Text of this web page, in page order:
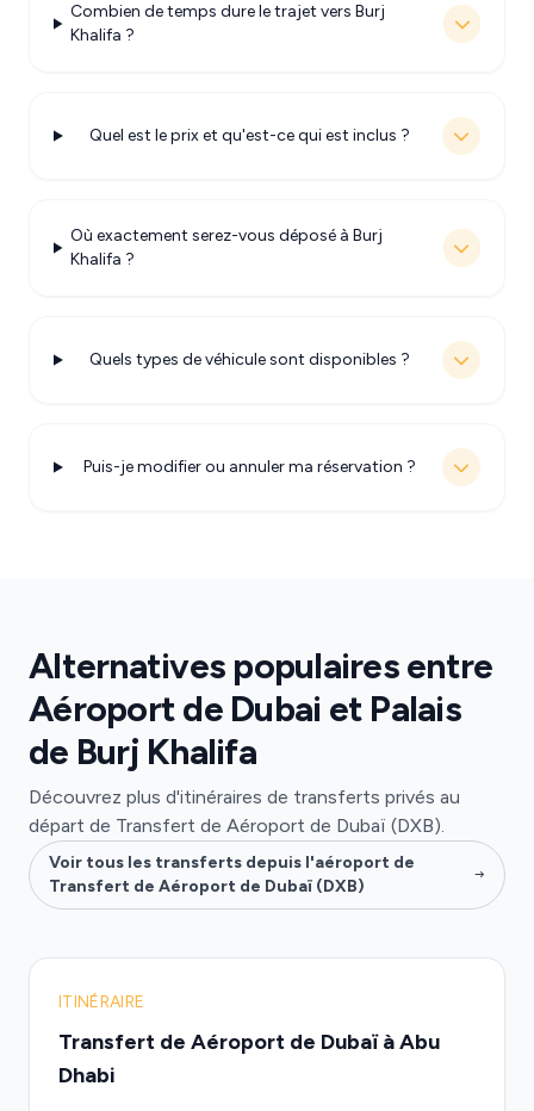
Combien de temps dure le trajet vers Burj
Khalifa ?
Quel est le prix et qu'est-ce qui est inclus ?
Où exactement serez-vous déposé à Burj
Khalifa ?
Quels types de véhicule sont disponibles ?
Puis-je modifier ou annuler ma réservation ?
Alternatives populaires entre
Aéroport de Dubai et Palais
de Burj Khalifa
Découvrez plus d'itinéraires de transferts privés au
départ de Transfert de Aéroport de Dubaï (DXB).
Voir tous les transferts depuis l'aéroport de
Transfert de Aéroport de Dubaï (DXB)
ITINÉRAIRE
Transfert de Aéroport de Dubaï à Abu
Dhabi